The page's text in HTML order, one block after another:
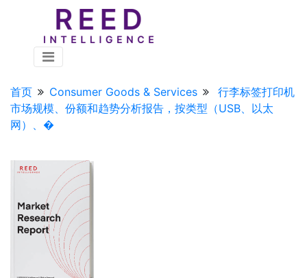
首页 Consumer Goods & Services
行李标签打印机
市场规模、份额和趋势分析报告，按类型（USB、以太
网）、�